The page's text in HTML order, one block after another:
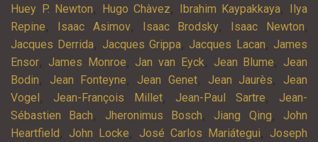
Huey P. Newton, Hugo Chàvez, Ibrahim Kaypakkaya,
Ilya
Repine, Isaac Asimov, Isaac Brodsky, Isaac Newton,
Jacques Derrida, Jacques Grippa, Jacques Lacan, James
Ensor, James Monroe, Jan van Eyck, Jean Blume, Jean
Bodin, Jean Fonteyne, Jean Genet, Jean Jaurès, Jean
Vogel , Jean-François Millet, Jean-Paul Sartre, Jean-
Sébastien Bach, Jheronimus Bosch, Jiang Qing, John
Heartfield , John Locke, José Carlos Mariátegui, Joseph